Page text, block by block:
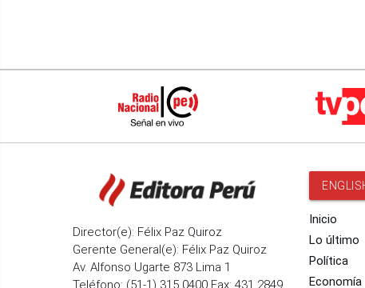
Director(e): Félix Paz Quiroz
Gerente General(e): Félix Paz Quiroz
Av. Alfonso Ugarte 873 Lima 1
Teléfono: (51-1) 315 0400 Fax: 431 2849
Inicio
Lo último
Política
Economía